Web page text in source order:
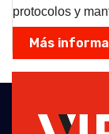
protocolos y
Más